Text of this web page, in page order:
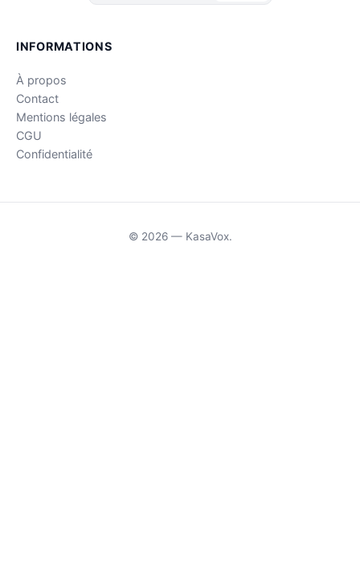
INFORMATIONS
À propos
Contact
Mentions légales
CGU
Confidentialité
© 2026 — KasaVox.